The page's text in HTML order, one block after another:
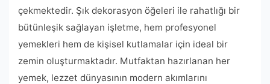
çekmektedir. Şık dekorasyon öğeleri ile rahatlığı bir
bütünleşik sağlayan işletme, hem profesyonel
yemekleri hem de kişisel kutlamalar için ideal bir
zemin oluşturmaktadır. Mutfaktan hazırlanan her
yemek, lezzet dünyasının modern akımlarını